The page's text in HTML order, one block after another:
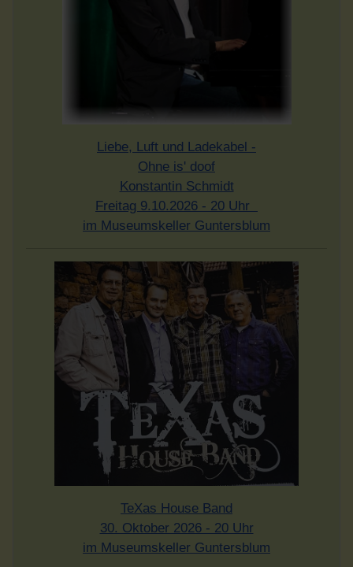
Liebe, Luft und Ladekabel -
Ohne is' doof
Konstantin Schmidt
Freitag 9.10.2026 - 20 Uhr
im Museumskeller Guntersblum
TeXas House Band
30. Oktober 2026 - 20 Uhr
im Museumskeller Guntersblum